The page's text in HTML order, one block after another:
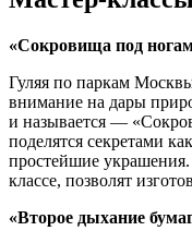
«Сокровища под
Гуляя по паркам
внимание на дары
и называется —
поделятся секретами
простейшие
классе, позволят
«Второе дыхание